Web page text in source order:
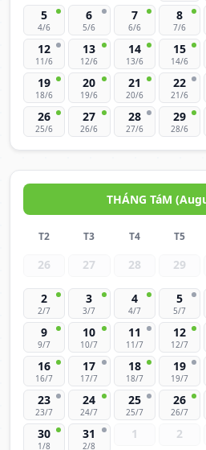
5
4/6
6
5/6
7
6/6
8
7/6
12
11/6
13
12/6
14
13/6
15
14/6
19
18/6
20
19/6
21
20/6
22
21/6
26
25/6
27
26/6
28
27/6
29
28/6
THÁNG TáM
T2 T3 T4 T5
26 27 28 29
2
2/7
3
3/7
4
4/7
5
5/7
9
9/7
10
10/7
11
11/7
12
12/7
16
16/7
17
17/7
18
18/7
19
19/7
23
23/7
24
24/7
25
25/7
26
26/7
30
1/8
31
2/8
1 2